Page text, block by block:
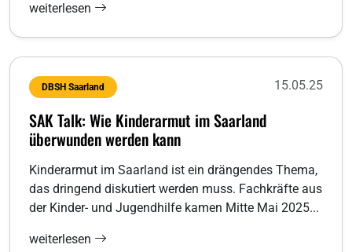
weiterlesen
DBSH Saarland 15.05.25
SAK Talk: Wie Kinderarmut im Saarland
überwunden werden kann
Kinderarmut im Saarland ist ein drängendes Thema,
das dringend diskutiert werden muss. Fachkräfte aus
der Kinder- und Jugendhilfe kamen Mitte Mai 2025...
weiterlesen